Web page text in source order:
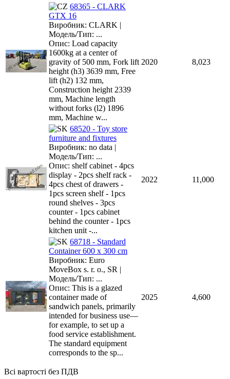
68365 - CLARK
GTX 16
Виробник: CLARK |
Модель/Тип: ...
Опис: Load capacity
1600kg at a center of
gravity of 500 mm, Fork lift
height (h3) 3639 mm, Free
lift (h2) 132 mm,
Construction height 2339
mm, Machine length
without forks (l2) 1896
mm, Machine w...
2020 8,023
68520 - Toy store
furniture and fixtures
Виробник: no data |
Модель/Тип: ...
Опис: shelf cabinet - 4pcs
display - 2pcs shelf rack -
4pcs chest of drawers -
1pcs screen shelf - 1pcs
round shelves - 3pcs
counter - 1pcs cabinet
behind the counter - 1pcs
kitchen unit -...
2022 11,000
68718 - Standard
Container 600 x 300 cm
Виробник: Euro
MoveBox s. r. o., SR |
Модель/Тип: ...
Опис: This is a glazed
container made of
sandwich panels, primarily
intended for business use—
for example, to set up a
food service establishment.
The standard equipment
corresponds to the sp...
2025 4,600
Всі вартості без ПДВ